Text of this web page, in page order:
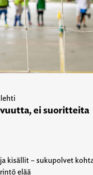
ei suoritteita